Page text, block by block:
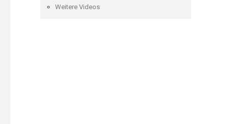
Weitere Videos